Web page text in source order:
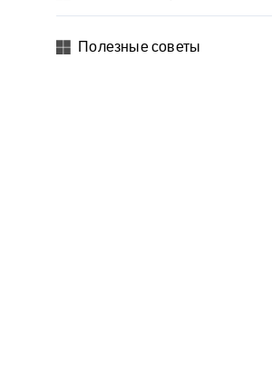
Полезные советы